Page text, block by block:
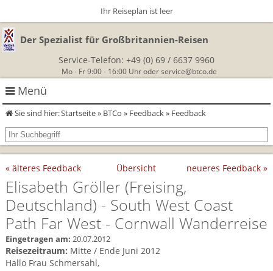
Der Spezialist für Großbritannien-Reisen
Service-Telefon: +49 (0) 69 / 6637 9960
Mo - Fr 9:00 - 16:00 Uhr oder service@btco.de
Menü
Rundreisen Großbritannien
Autorundreisen
Herzlich Willkommen
England
Schottland
Wales
Wanderurlaub
Geführte Wandertouren
Wandern in Cornwall
Wandern in England
Wandern in Schottland
Themenreisen
Classic-Car-Reise durch Südengland
Für Outlander‑Fans: inspiriert durch die Highland Saga
Gartenreisen England
Allergikerreisen
BTCo
Sie sind hier:Startseite» BTCo » Feedback» Feedback
Ihr Reiseplan ist leer
« älteres Feedback Übersicht neueres Feedback »
Elisabeth Gröller(Freising,
Deutschland) - South West Coast
Path Far West - Cornwall Wanderreise
Eingetragen am: 20.07.2012
Reisezeitraum: Mitte / Ende Juni 2012
Hallo Frau Schmersahl,